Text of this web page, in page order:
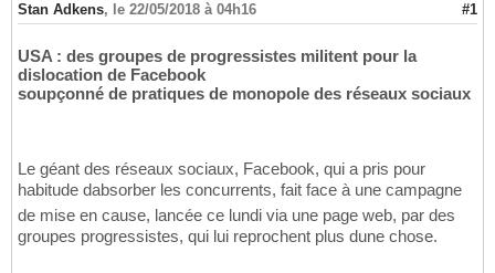
Stan Adkens, le 22/05/2018 à 04h16 #1
USA : des groupes de progressistes militent pour la
dislocation de Facebook
soupçonné de pratiques de monopole des réseaux sociaux
Le géant des réseaux sociaux, Facebook, qui a pris pour
habitude dabsorber les concurrents, fait face à une campagne
de mise en cause, lancée ce lundi via une page web, par des
groupes progressistes, qui lui reprochent plus dune chose.